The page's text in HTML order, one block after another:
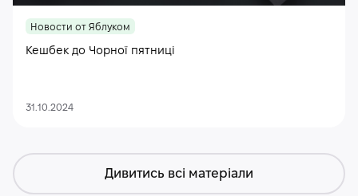
Новости от Яблуком
Кешбек до Чорної пятниці
31.10.2024
Дивитись всі матеріали